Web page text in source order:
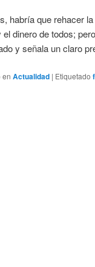
habría que rehacer
dinero de todos;
y señala un claro
en Actualidad | Etiquetado